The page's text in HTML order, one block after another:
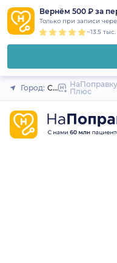
Вернём 500 ₽ за
Только при записи
~13.5 тыс.
Город: СургутНаПоправку
Плюс